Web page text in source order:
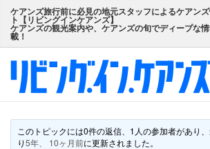
ケアンズ旅行前に必見の地元スタッフによるケアン
ト【リビングインケアンズ】
ケアンズの観光案内や、ケアンズの旬でディープな
載！
このトピックには0件の返信、1人の参加者があり
り5年、 10ヶ月前に更新されました。